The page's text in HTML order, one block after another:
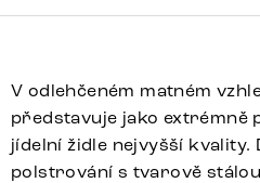
V odlehčeném matném
představuje jako extrémně
jídelní židle nejvyšší
polstrování s tvarově